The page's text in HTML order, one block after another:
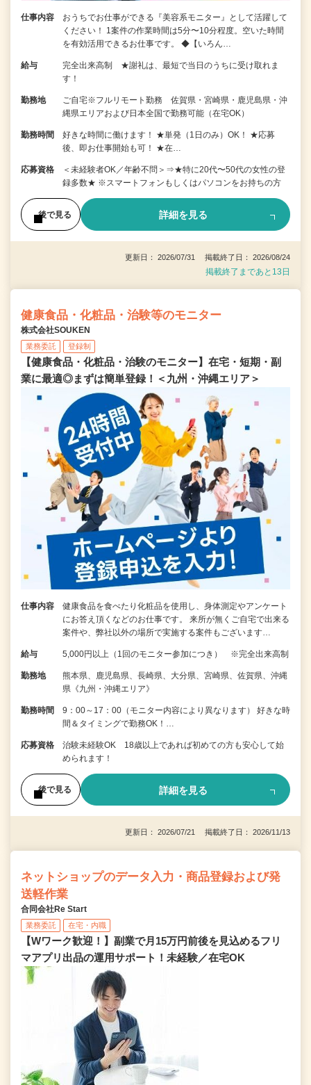
仕事内容
おうちでお仕事ができる『美容系モニター』として活躍して
ください！ 1案件の作業時間は5分〜10分程度。空いた時間
を有効活用できるお仕事です。 ◆【いろん…
給与
完全出来高制 ★謝礼は、最短で当日のうちに受け取れま
す！
勤務地
ご自宅※フルリモート勤務 佐賀県・宮崎県・鹿児島県・沖
縄県エリアおよび日本全国で勤務可能（在宅OK）
勤務時間
好きな時間に働けます！ ★単発（1日のみ）OK！ ★応募
後、即お仕事開始も可！ ★在…
応募資格
＜未経験者OK／年齢不問＞⇒★特に20代〜50代の女性の登
録多数★ ※スマートフォンもしくはパソコンをお持ちの方
後で見る 詳細を見る
更新日： 2026/07/31 掲載終了日： 2026/08/24
掲載終了まであと13日
健康食品・化粧品・治験等のモニター
株式会社SOUKEN
業務委託 登録制
【健康食品・化粧品・治験のモニター】在宅・短期・副
業に最適◎まずは簡単登録！＜九州・沖縄エリア＞
仕事内容
健康食品を食べたり化粧品を使用し、身体測定やアンケート
にお答え頂くなどのお仕事です。 来所が無くご自宅で出来る
案件や、弊社以外の場所で実施する案件もございます…
給与 5,000円以上（1回のモニター参加につき） ※完全出来高制
勤務地
熊本県、鹿児島県、長崎県、大分県、宮崎県、佐賀県、沖縄
県《九州・沖縄エリア》
勤務時間
9：00～17：00（モニター内容により異なります） 好きな時
間＆タイミングで勤務OK！…
応募資格
治験未経験OK 18歳以上であれば初めての方も安心して始
められます！
後で見る 詳細を見る
更新日： 2026/07/21 掲載終了日： 2026/11/13
ネットショップのデータ入力・商品登録および発
送軽作業
合同会社Re Start
業務委託 在宅・内職
【Wワーク歓迎！】副業で月15万円前後を見込めるフリ
マアプリ出品の運用サポート！未経験／在宅OK